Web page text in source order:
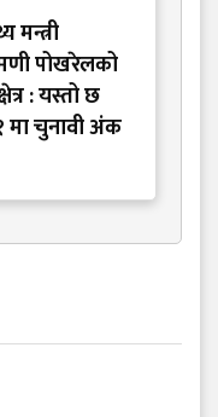
मन्त्री
पोखरेलको
: यस्तो छ
मा चुनावी अंक